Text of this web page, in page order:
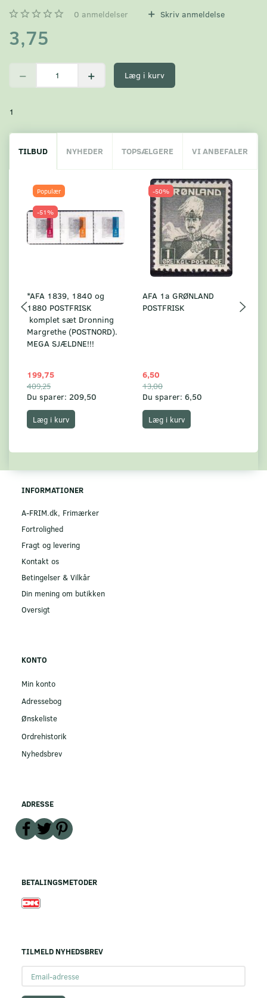
0 anmeldelser Skriv anmeldelse
3,75
Læg i kurv
1
TILBUD NYHEDER TOPSÆLGERE VI ANBEFALER
Populær
-51%
*AFA 1839, 1840 og
1880 POSTFRISK
komplet sæt Dronning
Margrethe (POSTNORD).
MEGA SJÆLDNE!!!
199,75
409,25
Du sparer: 209,50
Læg i kurv
-50%
AFA 1a GRØNLAND
POSTFRISK
6,50
13,00
Du sparer: 6,50
Læg i kurv
INFORMATIONER
A-FRIM.dk, Frimærker
Fortrolighed
Fragt og levering
Kontakt os
Betingelser & Vilkår
Din mening om butikken
Oversigt
KONTO
Min konto
Adressebog
Ønskeliste
Ordrehistorik
Nyhedsbrev
ADRESSE
BETALINGSMETODER
TILMELD NYHEDSBREV
adresse